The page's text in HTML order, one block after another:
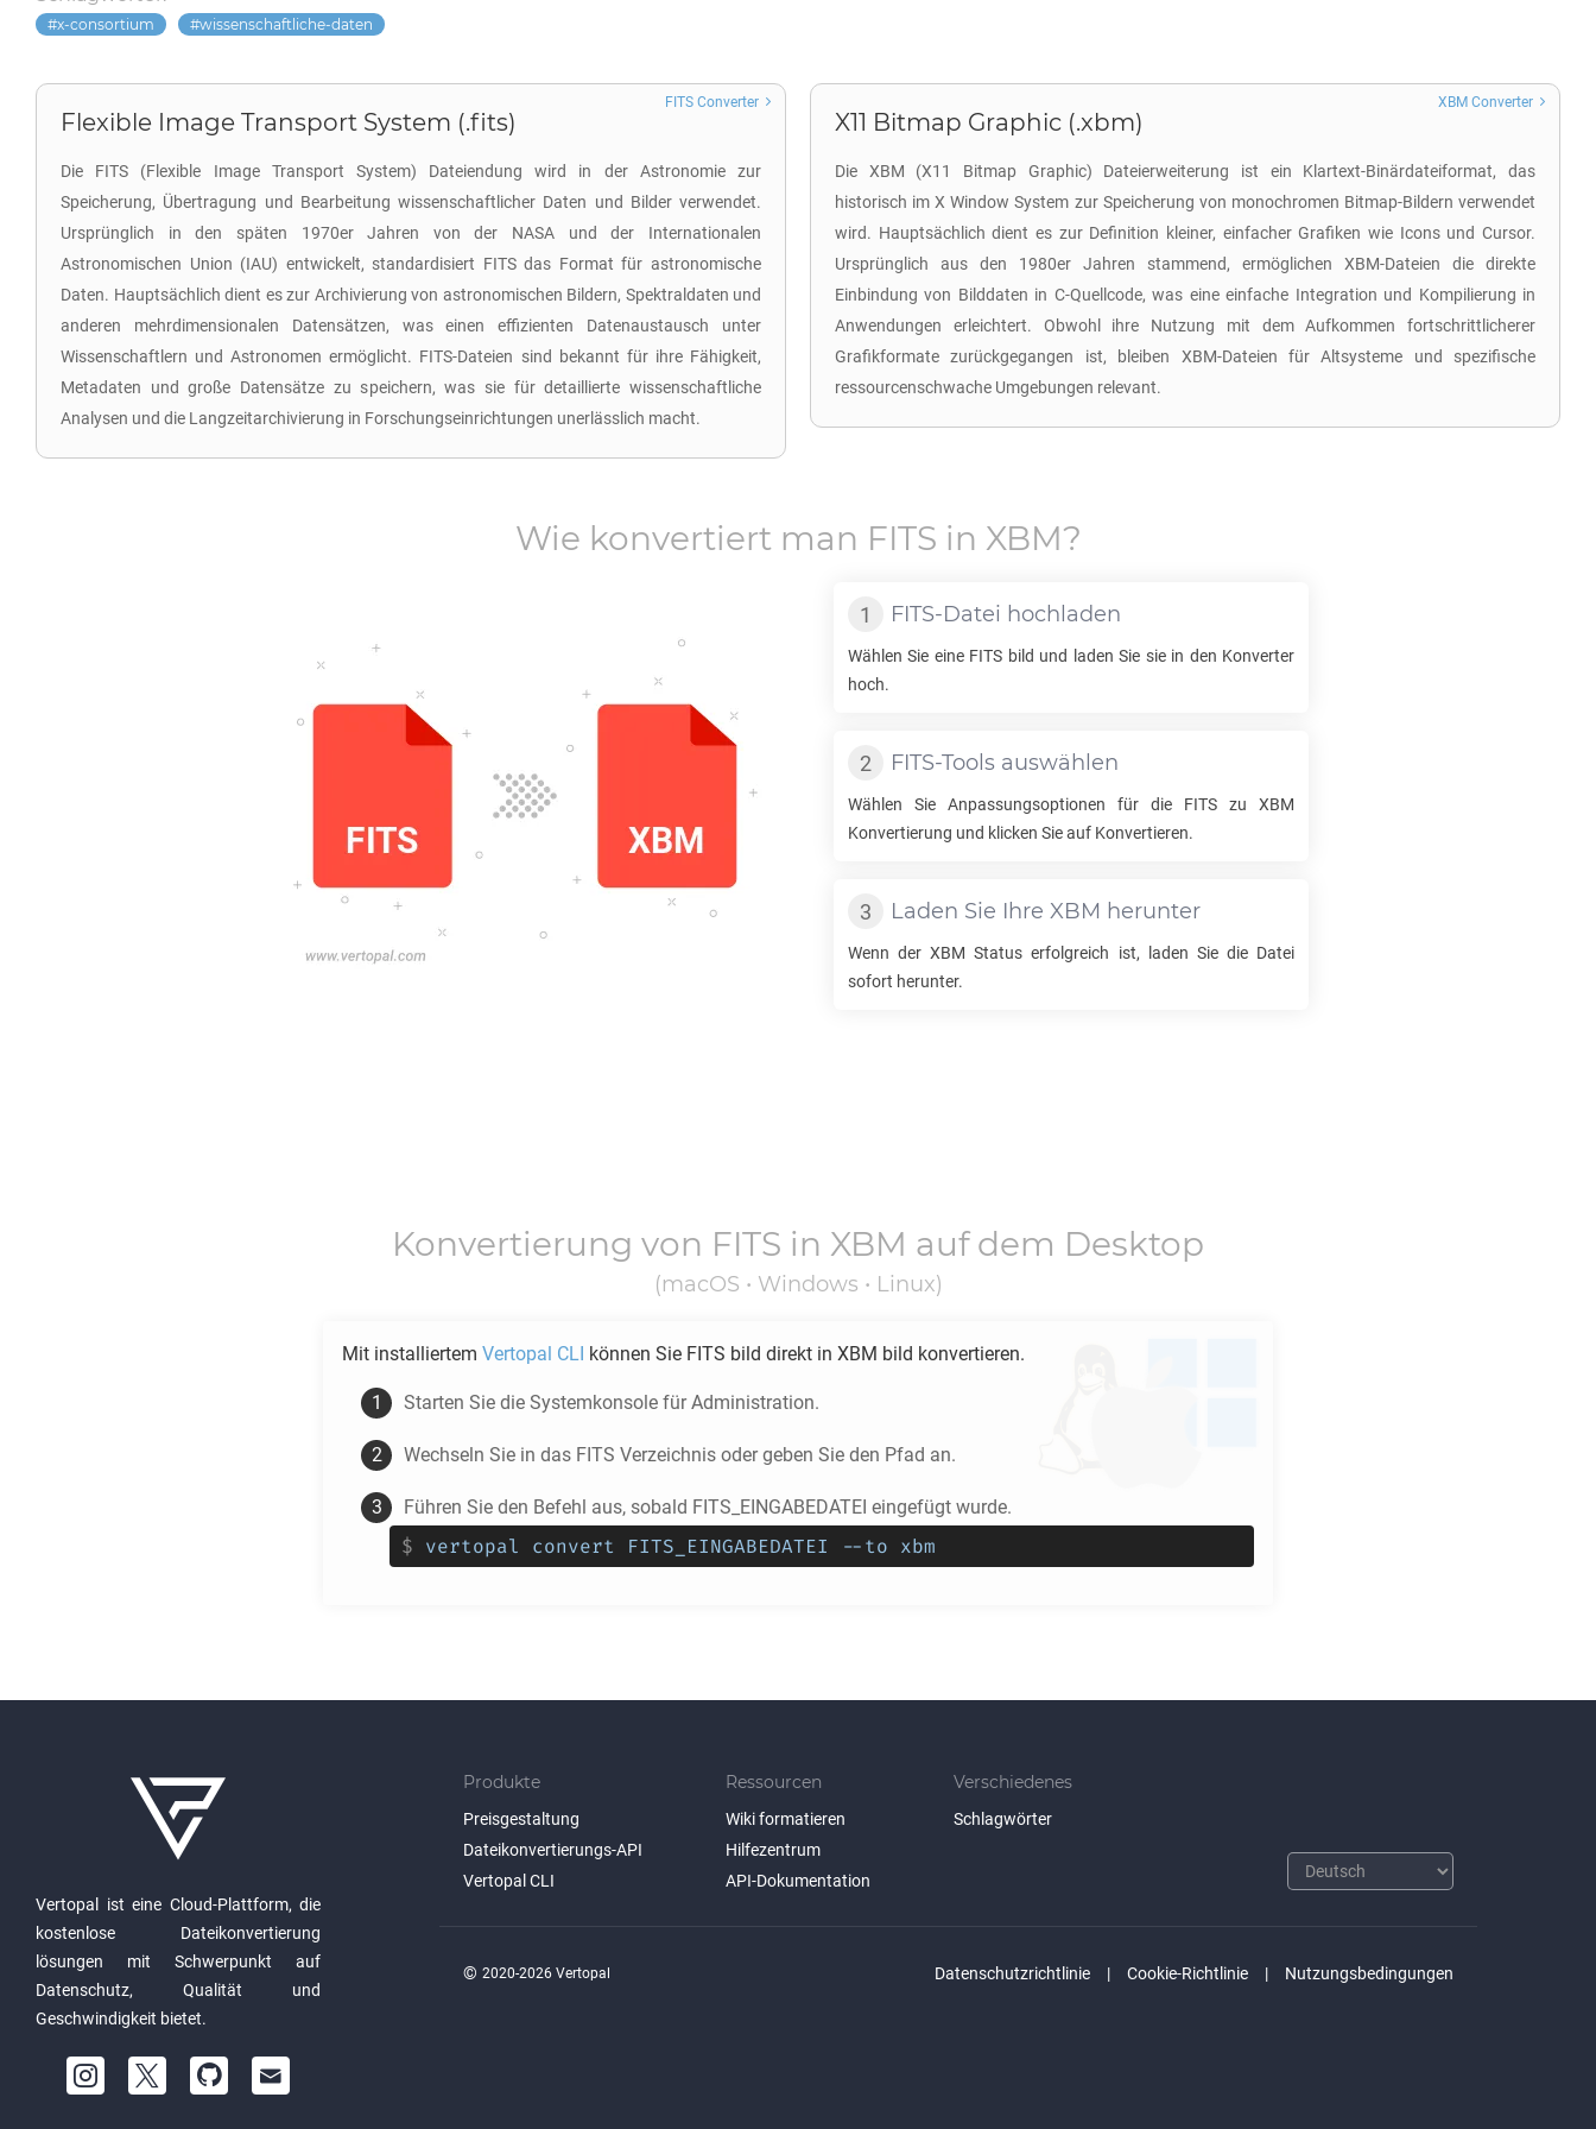
x-consortium wissenschaftliche-daten
Flexible Image Transport System (.fits)
Die FITS (Flexible Image Transport System) Dateiendung wird in der Astronomie zur
Speicherung, Übertragung und Bearbeitung wissenschaftlicher Daten und Bilder verwendet.
Ursprünglich in den späten 1970er Jahren von der NASA und der Internationalen
Astronomischen Union (IAU) entwickelt, standardisiert FITS das Format für astronomische
Daten. Hauptsächlich dient es zur Archivierung von astronomischen Bildern, Spektraldaten und
anderen mehrdimensionalen Datensätzen, was einen effizienten Datenaustausch unter
Wissenschaftlern und Astronomen ermöglicht. FITS-Dateien sind bekannt für ihre Fähigkeit,
Metadaten und große Datensätze zu speichern, was sie für detaillierte wissenschaftliche
Analysen und die Langzeitarchivierung in Forschungseinrichtungen unerlässlich macht.
FITS Converter
X11 Bitmap Graphic (.xbm)
Die XBM (X11 Bitmap Graphic) Dateierweiterung ist ein Klartext-Binärdateiformat, das
historisch im X Window System zur Speicherung von monochromen Bitmap-Bildern verwendet
wird. Hauptsächlich dient es zur Definition kleiner, einfacher Grafiken wie Icons und Cursor.
Ursprünglich aus den 1980er Jahren stammend, ermöglichen XBM-Dateien die direkte
Einbindung von Bilddaten in C-Quellcode, was eine einfache Integration und Kompilierung in
Anwendungen erleichtert. Obwohl ihre Nutzung mit dem Aufkommen fortschrittlicherer
Grafikformate zurückgegangen ist, bleiben XBM-Dateien für Altsysteme und spezifische
ressourcenschwache Umgebungen relevant.
XBM Converter
Wie konvertiert man FITS in XBM?
FITS-Datei hochladen
Wählen Sie eine FITS bild und laden Sie sie in den Konverter
hoch.
FITS-Tools auswählen
Wählen Sie Anpassungsoptionen für die FITS zu XBM
Konvertierung und klicken Sie auf Konvertieren.
Laden Sie Ihre XBM herunter
Wenn derXBM Status erfolgreich ist, laden Sie die Datei
sofort herunter.
Konvertierung von FITS in XBM auf dem Desktop
(macOS • Windows • Linux)
Mit installiertem Vertopal CLI können Sie FITS bild direkt in XBM bild konvertieren.
Starten Sie die Systemkonsole für Administration.
Wechseln Sie in das FITS Verzeichnis oder geben Sie den Pfad an.
Führen Sie den Befehl aus, sobald FITS_EINGABEDATEI eingefügt wurde.
$ vertopal convert FITS_EINGABEDATEI --to xbm
Vertopal ist eine Cloud-Plattform, die
kostenlose Dateikonvertierung
lösungen mit Schwerpunkt auf
Datenschutz, Qualität und
Geschwindigkeit bietet.
Produkte
Preisgestaltung
Dateikonvertierungs-API
Vertopal CLI
Ressourcen
Wiki formatieren
Hilfezentrum
API-Dokumentation
Verschiedenes
Schlagwörter
Datenschutzrichtlinie Cookie-Richtlinie Nutzungsbedingungen
© 2020-2026 Vertopal